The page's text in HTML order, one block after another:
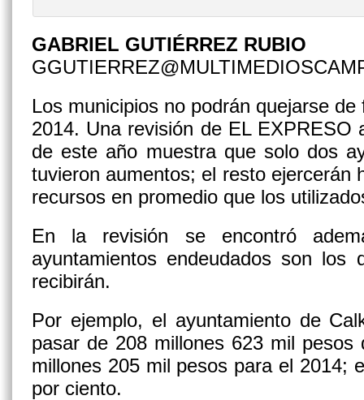
GABRIEL GUTIÉRREZ RUBIO
Los municipios no podrán quejarse
2014. Una revisión de EL EXPRESO
de este año muestra que solo dos
tuvieron aumentos; el resto ejercerán
recursos en promedio que los
En la revisión se encontró
ayuntamientos endeudados son los
recibirán.
Por ejemplo, el ayuntamiento de
pasar de 208 millones 623 mil
millones 205 mil pesos para el 2014;
por ciento.